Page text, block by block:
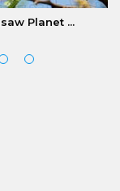
Planet ...